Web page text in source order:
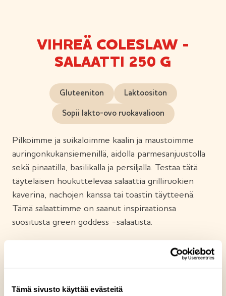
Tämä sivusto käyttää evästeitä
VIHREÄ COLESLAW -
SALAATTI 250 G
Gluteeniton Laktoositon
Sopii lakto-ovo ruokavalioon
Pilkoimme ja suikaloimme kaalin ja maustoimme
auringonkukansiemenillä, aidolla parmesanjuustolla
sekä pinaatilla, basilikalla ja persiljalla. Testaa tätä
täyteläisen houkuttelevaa salaattia grilliruokien
kaverina, nachojen kanssa tai toastin täytteenä.
Tämä salaattimme on saanut inspiraationsa
suositusta green goddess -salaatista.